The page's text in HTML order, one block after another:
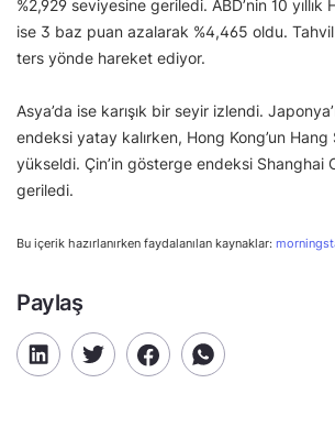
%2,929 seviyesine geriledi. ABD’nin 10
ise 3 baz puan azalarak %4,465 oldu.
ters yönde hareket ediyor.
Asya’da ise karışık bir seyir izlendi.
endeksi yatay kalırken, Hong Kong’un
yükseldi. Çin’in gösterge endeksi Shanghai
geriledi.
Bu içerik hazırlanırken faydalanılan kaynaklar:
Paylaş